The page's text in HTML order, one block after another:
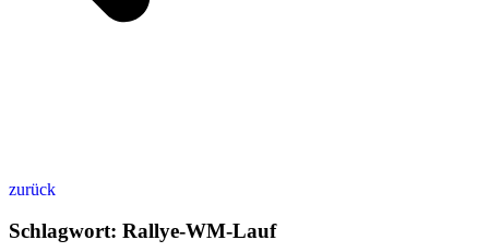
zurück
Schlagwort: Rallye-WM-Lauf